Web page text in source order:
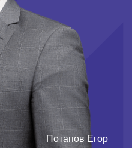
Потапов Егор